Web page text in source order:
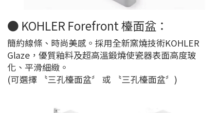
● KOHLER Forefront 檯面盆：
簡約線條、時尚美感。採用全新窯燒技術KOHLER
Glaze，優質釉料及超高溫鍛燒使瓷器表面高度玻
化、平滑細緻。
(可選擇 〝三孔檯面盆〞 或 〝三孔檯面盆〞)